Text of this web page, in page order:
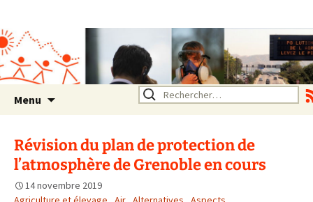
Rhône Alpes
Un environnement sain pour
la santé de tous
Menu Rechercher :
Révision du plan de protection de
l’atmosphère de Grenoble en cours
14 novembre 2019